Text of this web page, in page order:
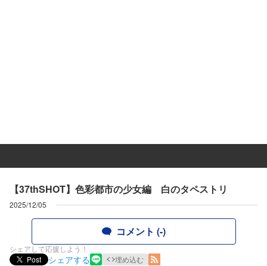
【37thSHOT】色彩都市の少女編 白のタペストリ
2025/12/05
コメント (-)
シェアして応援しよう！
Post
シェアする 埋め込む